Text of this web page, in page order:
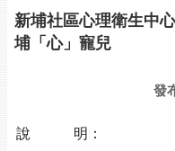
新埔社區心理衛生中
埔「心」寵兒
發
說 明：